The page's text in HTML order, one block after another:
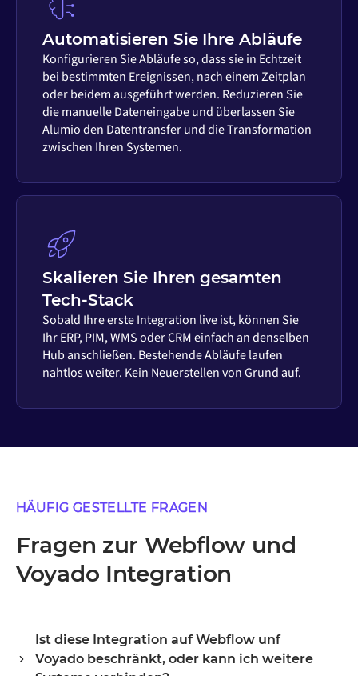
Automatisieren Sie Ihre Abläufe
Konfigurieren Sie Abläufe so, dass sie in Echtzeit
bei bestimmten Ereignissen, nach einem Zeitplan
oder beidem ausgeführt werden. Reduzieren Sie
die manuelle Dateneingabe und überlassen Sie
Alumio den Datentransfer und die Transformation
zwischen Ihren Systemen.
Skalieren Sie Ihren gesamten
Tech-Stack
Sobald Ihre erste Integration live ist, können Sie
Ihr ERP, PIM, WMS oder CRM einfach an denselben
Hub anschließen. Bestehende Abläufe laufen
nahtlos weiter. Kein Neuerstellen von Grund auf.
HÄUFIG GESTELLTE FRAGEN
Fragen zur Webflow und
Voyado Integration
Ist diese Integration auf Webflow unf
Voyado beschränkt, oder kann ich weitere